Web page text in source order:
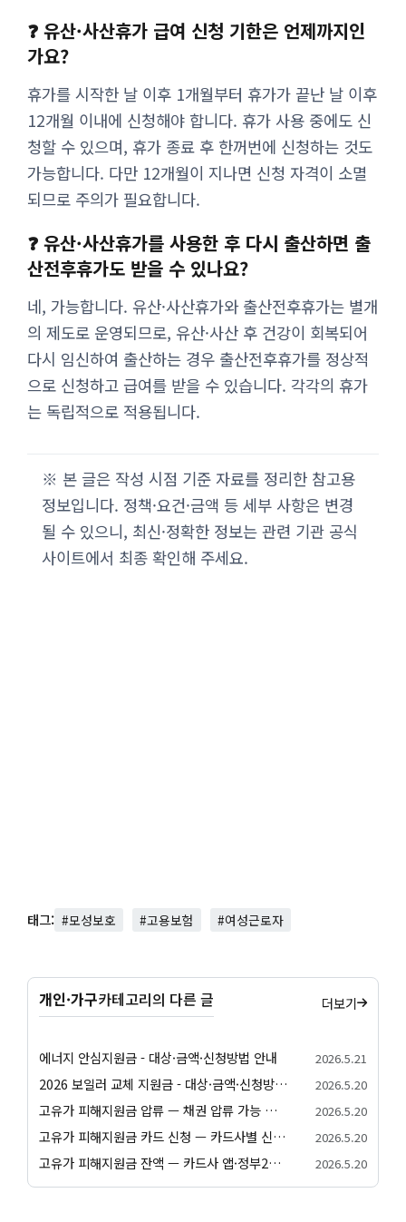
❓ 유산·사산휴가 급여 신청 기한은 언제까지인
가요?
휴가를 시작한 날 이후 1개월부터 휴가가 끝난 날 이후
12개월 이내에 신청해야 합니다. 휴가 사용 중에도 신
청할 수 있으며, 휴가 종료 후 한꺼번에 신청하는 것도
가능합니다. 다만 12개월이 지나면 신청 자격이 소멸
되므로 주의가 필요합니다.
❓ 유산·사산휴가를 사용한 후 다시 출산하면 출
산전후휴가도 받을 수 있나요?
네, 가능합니다. 유산·사산휴가와 출산전후휴가는 별개
의 제도로 운영되므로, 유산·사산 후 건강이 회복되어
다시 임신하여 출산하는 경우 출산전후휴가를 정상적
으로 신청하고 급여를 받을 수 있습니다. 각각의 휴가
는 독립적으로 적용됩니다.
※ 본 글은 작성 시점 기준 자료를 정리한 참고용
정보입니다. 정책·요건·금액 등 세부 사항은 변경
될 수 있으니, 최신·정확한 정보는 관련 기관 공식
사이트에서 최종 확인해 주세요.
태그: #모성보호 #고용보험 #여성근로자
개인·가구카테고리의 다른 글 더보기
에너지 안심지원금 - 대상·금액·신청방법 안내 2026.5.21
2026 보일러 교체 지원금 - 대상·금액·신청방법 안내 2026.5.20
고유가 피해지원금 압류 — 채권 압류 가능 여부와 보호 절차 안내 2026.5.20
고유가 피해지원금 카드 신청 — 카드사별 신청 방법과 발급 절차 안내 2026.5.20
고유가 피해지원금 잔액 — 카드사 앱·정부24·앱별 잔액 조회 방법 2026.5.20